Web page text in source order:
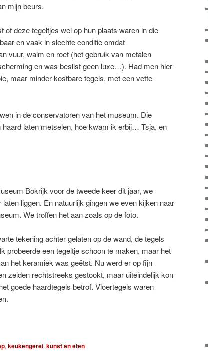
mijn beurs.
of deze tegeltjes wel op hun plaats waren in die
en vaak in slechte conditie omdat
vuur, walm en roet (het gebruik van metalen
en was beslist geen luxe…). Had men hier
maar minder kostbare tegels, met een vette
in de conservatoren van het museum. Die
laten metselen, hoe kwam ik erbij… Tsja, en
Bokrijk voor de tweede keer dit jaar, we
liggen. En natuurlijk gingen we even kijken naar
We troffen het aan zoals op de foto.
tekening achter gelaten op de wand, de tegels
probeerde een tegeltje schoon te maken, maar het
het keramiek was geëtst. Nu werd er op fijn
zelden rechtstreeks gestookt, maar uiteindelijk kon
goede haardtegels betrof. Vloertegels waren
, keukengerei, kunst en eten